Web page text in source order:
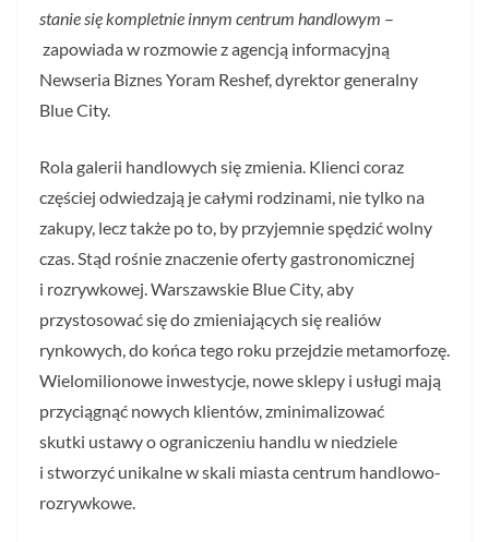
stanie się kompletnie innym centrum handlowym –
zapowiada w rozmowie z agencją informacyjną
Newseria Biznes Yoram Reshef, dyrektor generalny
Blue City.
Rola galerii handlowych się zmienia. Klienci coraz
częściej odwiedzają je całymi rodzinami, nie tylko na
zakupy, lecz także po to, by przyjemnie spędzić wolny
czas. Stąd rośnie znaczenie oferty gastronomicznej
i rozrywkowej. Warszawskie Blue City, aby
przystosować się do zmieniających się realiów
rynkowych, do końca tego roku przejdzie metamorfozę.
Wielomilionowe inwestycje, nowe sklepy i usługi mają
przyciągnąć nowych klientów, zminimalizować
skutki ustawy o ograniczeniu handlu w niedziele
i stworzyć unikalne w skali miasta centrum handlowo-
rozrywkowe.